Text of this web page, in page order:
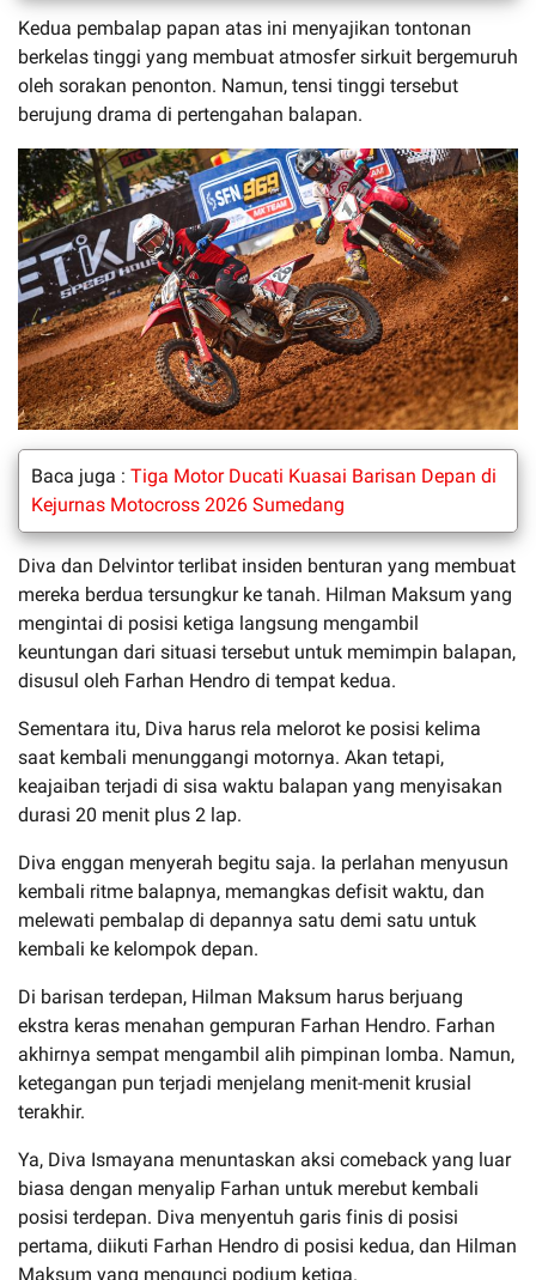
Kedua pembalap papan atas ini menyajikan tontonan
berkelas tinggi yang membuat atmosfer sirkuit bergemuruh
oleh sorakan penonton. Namun, tensi tinggi tersebut
berujung drama di pertengahan balapan.
Baca juga : Tiga Motor Ducati Kuasai Barisan Depan di
Kejurnas Motocross 2026 Sumedang
Diva dan Delvintor terlibat insiden benturan yang membuat
mereka berdua tersungkur ke tanah. Hilman Maksum yang
mengintai di posisi ketiga langsung mengambil
keuntungan dari situasi tersebut untuk memimpin balapan,
disusul oleh Farhan Hendro di tempat kedua.
Sementara itu, Diva harus rela melorot ke posisi kelima
saat kembali menunggangi motornya. Akan tetapi,
keajaiban terjadi di sisa waktu balapan yang menyisakan
durasi 20 menit plus 2 lap.
Diva enggan menyerah begitu saja. Ia perlahan menyusun
kembali ritme balapnya, memangkas defisit waktu, dan
melewati pembalap di depannya satu demi satu untuk
kembali ke kelompok depan.
Di barisan terdepan, Hilman Maksum harus berjuang
ekstra keras menahan gempuran Farhan Hendro. Farhan
akhirnya sempat mengambil alih pimpinan lomba. Namun,
ketegangan pun terjadi menjelang menit-menit krusial
terakhir.
Ya, Diva Ismayana menuntaskan aksi comeback yang luar
biasa dengan menyalip Farhan untuk merebut kembali
posisi terdepan. Diva menyentuh garis finis di posisi
pertama, diikuti Farhan Hendro di posisi kedua, dan Hilman
Maksum yang mengunci podium ketiga.